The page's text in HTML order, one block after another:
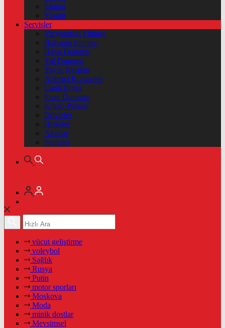
Eğitim
Yaşam
Servisler
Vizyondaki Filmler
Haftanin Filmleri
Hava Durumu
Yol Durumu
Yayın Akışları
Nöbetçi Eczaneler
Canlı Borsa
Puan Durumu
Kripto Paralar
Dövizler
Hisseler
Altınlar
Pariteler
vücut geliştirme
voleybol
Sağlık
Rusya
Putin
motor sporları
Moskova
Moda
minik dostlar
Mevsimsel